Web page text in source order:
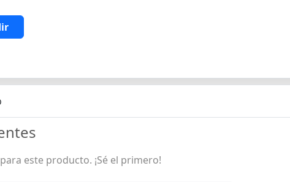
este producto. ¡Sé el primero!